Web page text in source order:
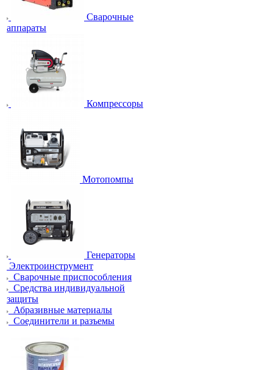
Сварочные
аппараты
Компрессоры
Мотопомпы
Генераторы
Электроинструмент
Сварочные приспособления
Средства индивидуальной
защиты
Абразивные материалы
Соединители и разъемы